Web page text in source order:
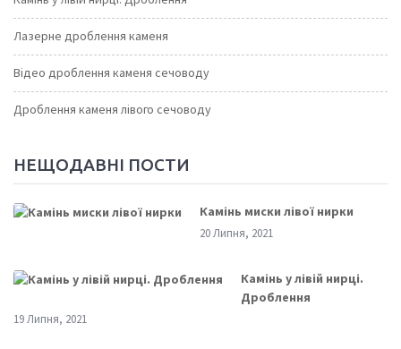
Лазерне дроблення каменя
Відео дроблення каменя сечоводу
Дроблення каменя лівого сечоводу
НЕЩОДАВНІ ПОСТИ
Камінь миски лівої нирки
20 Липня, 2021
Камінь у лівій нирці.
Дроблення
19 Липня, 2021